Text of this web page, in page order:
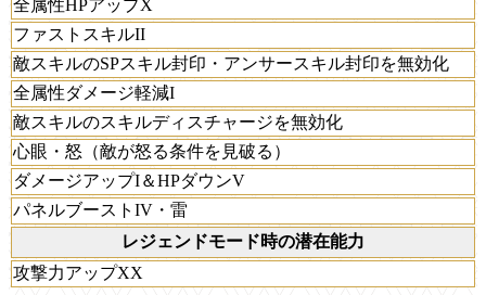
全属性HPアップX
ファストスキルII
敵スキルのSPスキル封印・アンサースキル封印を無効化
全属性ダメージ軽減I
敵スキルのスキルディスチャージを無効化
心眼・怒（敵が怒る条件を見破る）
ダメージアップI＆HPダウンV
パネルブーストIV・雷
レジェンドモード時の潜在能力
攻撃力アップXX